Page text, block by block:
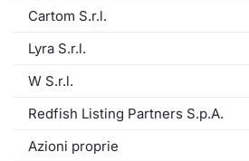
Cartom S.r.l.
Lyra S.r.l.
W S.r.l.
Redfish Listing Partners S.p.A.
Azioni proprie